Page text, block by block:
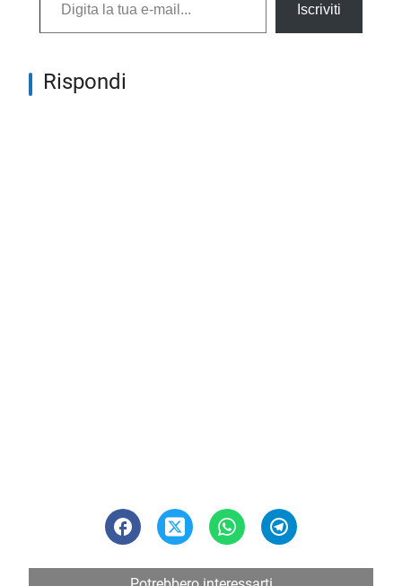
Iscriviti
Rispondi